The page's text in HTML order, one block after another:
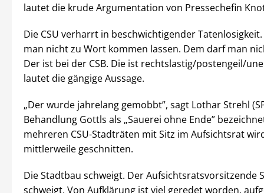
lautet die krude Argumentation von Pressechefin
Die CSU verharrt in beschwichtigender
man nicht zu Wort kommen lassen. Dem darf man
Der ist bei der CSB. Die ist rechtslastig/postengeil/
lautet die gängige Aussage.
„Der wurde jahrelang gemobbt”, sagt Lothar Strehl
Behandlung Gottls als „Sauerei ohne Ende”
mehreren CSU-Stadträten mit Sitz im Aufsichtsrat
mittlerweile geschnitten.
Die Stadtbau schweigt. Der Aufsichtsratsvorsitzende
schweigt. Von Aufklärung ist viel geredet worden,